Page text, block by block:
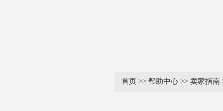
首页 >> 帮助中心 >> 卖家指南